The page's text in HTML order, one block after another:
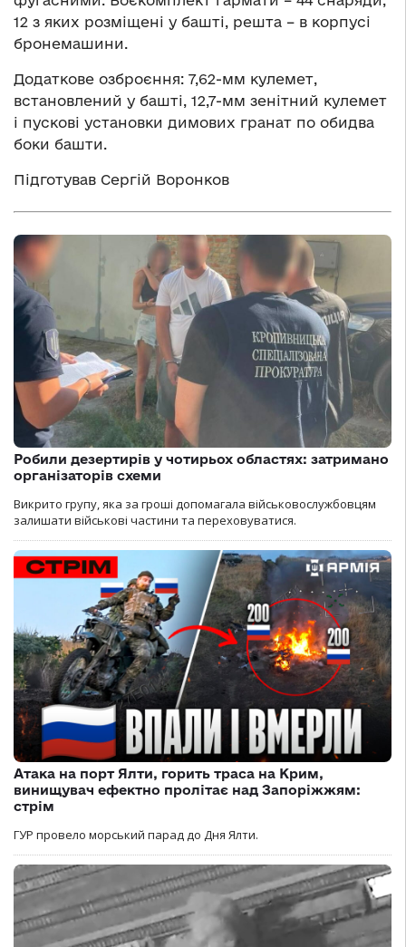
12 з яких розміщені у башті, решта – в корпусі
бронемашини.
Додаткове озброєння: 7,62-мм кулемет,
встановлений у башті, 12,7-мм зенітний кулемет
і пускові установки димових гранат по обидва
боки башти.
Підготував Сергій Воронков
Робили дезертирів у чотирьох областях: затримано
організаторів схеми
Викрито групу, яка за гроші допомагала військовослужбовцям
залишати військові частини та переховуватися.
Атака на порт Ялти, горить траса на Крим,
винищувач ефектно пролітає над Запоріжжям:
стрім
ГУР провело морський парад до Дня Ялти.